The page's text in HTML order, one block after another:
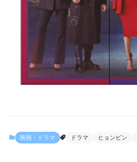
映画・ドラマ ドラマ ヒョンビン